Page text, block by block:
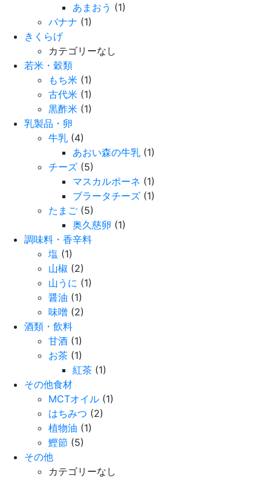
あまおう (1)
バナナ (1)
きくらげ
カテゴリーなし
若米・穀類
もち米 (1)
古代米 (1)
黒酢米 (1)
乳製品・卵
牛乳 (4)
あおい森の牛乳 (1)
チーズ (5)
マスカルポーネ (1)
ブラータチーズ (1)
たまご (5)
奥久慈卵 (1)
調味料・香辛料
塩 (1)
山椒 (2)
山うに (1)
醤油 (1)
味噌 (2)
酒類・飲料
甘酒 (1)
お茶 (1)
紅茶 (1)
その他食材
MCTオイル (1)
はちみつ (2)
植物油 (1)
鰹節 (5)
その他
カテゴリーなし